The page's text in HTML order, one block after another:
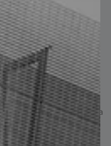
grúas, entre otras.
para la construcción de
elaboración de techos o
proyectos.
de hormigón para
vigas estructurales.
no solo mejora
sino que también aporta
mantenimiento
plazo.